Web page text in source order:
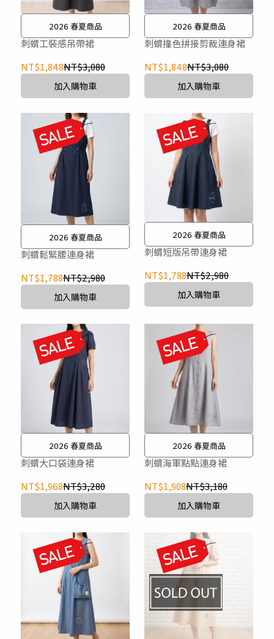
2026 春夏商品
刺蝟工裝感吊帶裙
NT$1,848NT$3,080
加入購物車
2026 春夏商品
刺蝟撞色拼接剪裁連身裙
NT$1,848NT$3,080
加入購物車
2026 春夏商品
刺蝟鬆緊腰連身裙
NT$1,788NT$2,980
加入購物車
2026 春夏商品
刺蝟短版吊帶連身裙
NT$1,788NT$2,980
加入購物車
2026 春夏商品
刺蝟大口袋連身裙
NT$1,968NT$3,280
加入購物車
2026 春夏商品
刺蝟海軍點點連身裙
NT$1,908NT$3,180
加入購物車